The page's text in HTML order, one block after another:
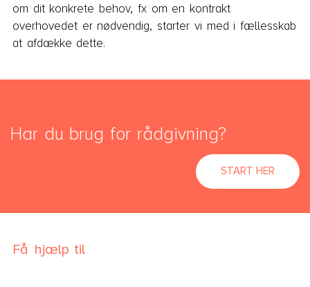
om dit konkrete behov, fx om en kontrakt
overhovedet er nødvendig, starter vi med i fællesskab
at afdække dette.
Har du brug for rådgivning?
START HER
Få hjælp til